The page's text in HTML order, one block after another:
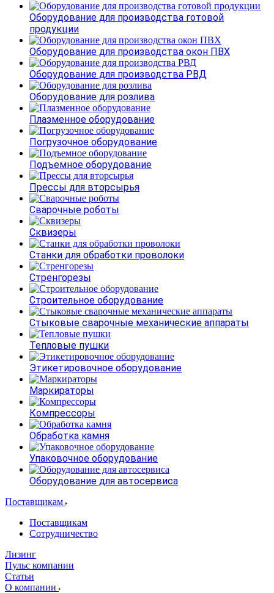
Оборудование для производства готовой
продукции
Оборудование для производства окон ПВХ
Оборудование для производства РВД
Оборудование для розлива
Плазменное оборудование
Погрузочное оборудование
Подъемное оборудование
Прессы для вторсырья
Сварочные роботы
Сквизеры
Станки для обработки проволоки
Стренгорезы
Строительное оборудование
Стыковые сварочные механические аппараты
Тепловые пушки
Этикетировочное оборудование
Маркираторы
Компрессоры
Обработка камня
Упаковочное оборудование
Оборудование для автосервиса
Поставщикам
Поставщикам
Сотрудничество
Лизинг
Пульс компании
Статьи
О компании